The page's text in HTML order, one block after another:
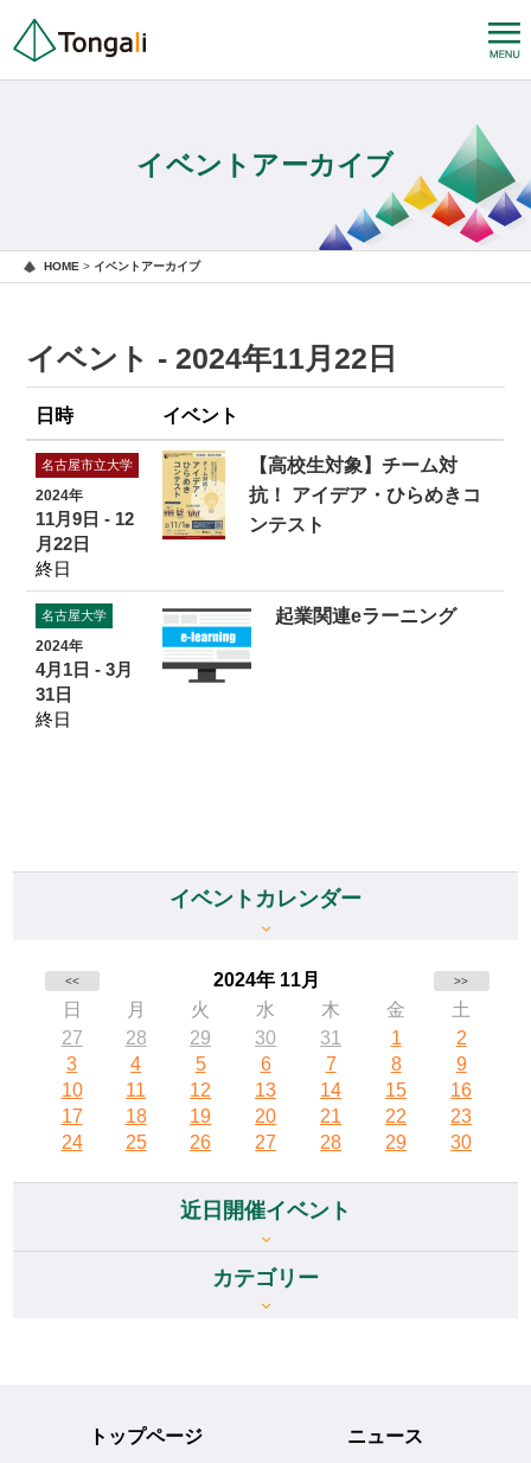
イベントアーカイブ
HOME > イベントアーカイブ
イベント - 2024年11月22日
日時 イベント
名古屋市立大学
2024年
11月9日 - 12
月22日
終日
【高校生対象】チーム対
抗！ アイデア・ひらめきコ
ンテスト
名古屋大学
2024年
4月1日 - 3月
31日
終日
起業関連eラーニング
イベントカレンダー
<< 2024年 11月 >>
日 月 火 水 木 金
土
27
28 29 30 31 1
2
3
4 5 6 7 8
9
10
11 12 13 14 15
16
17
18 19 20 21 22
23
24
25 26 27 28 29 30
近日開催イベント
カテゴリー
トップページ ニュース